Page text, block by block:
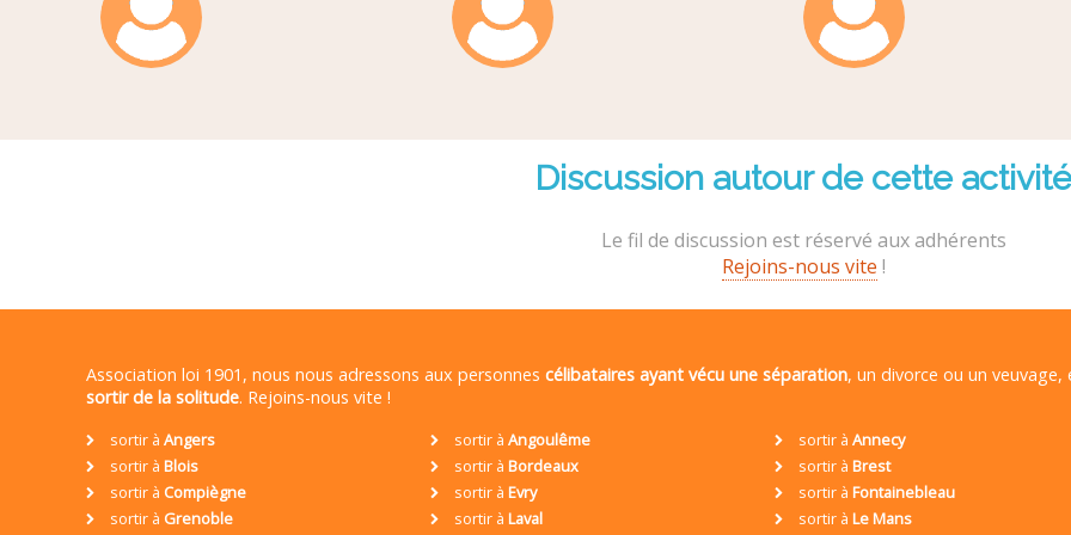
Discussion autour de cette activité
Le fil de discussion est réservé aux adhérents
Rejoins-nous vite !
Association loi 1901, nous nous adressons aux personnes célibataires ayant vécu une séparation, un divorce ou un
sortir de la solitude. Rejoins-nous vite !
sortir à Angers sortir à Angoulême sortir à Annecy
sortir à Blois sortir à Bordeaux sortir à Brest
sortir à Compiègne sortir à Evry sortir à Fontainebleau
sortir à Grenoble sortir à Laval sortir à Le Mans